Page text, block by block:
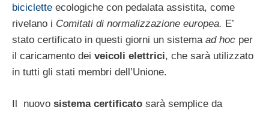
biciclette ecologiche con pedalata assistita, come
rivelano i Comitati di normalizzazione europea. E’
stato certificato in questi giorni un sistema ad hoc per
il caricamento dei veicoli elettrici, che sarà utilizzato
in tutti gli stati membri dell’Unione.
Il nuovo sistema certificato sarà semplice da